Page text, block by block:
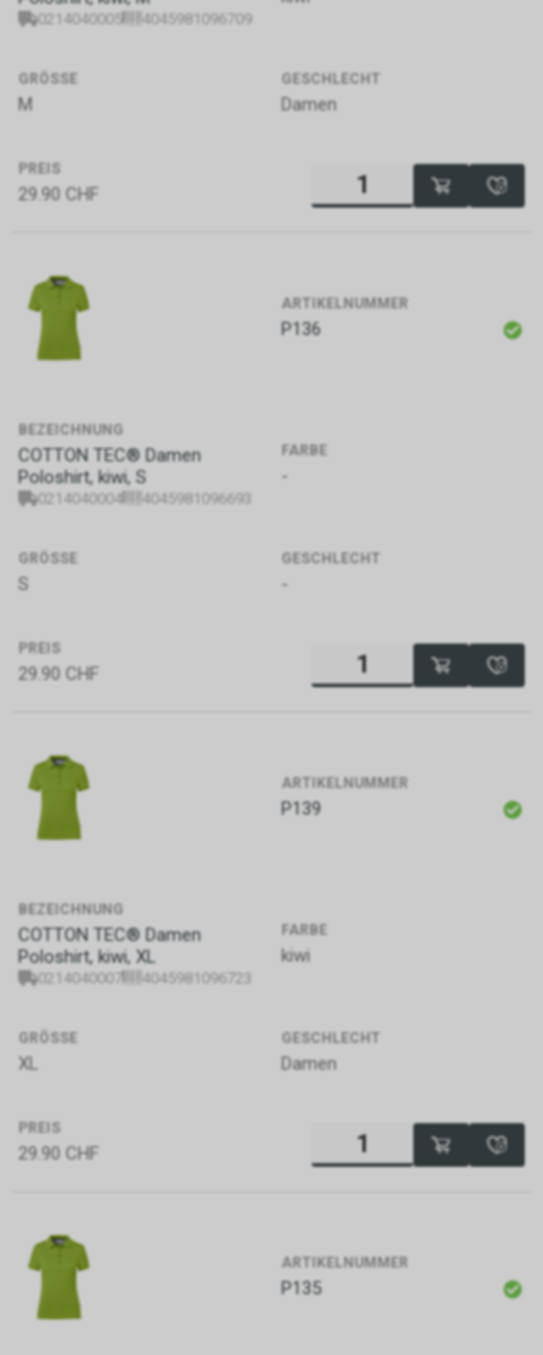
0214040005 4045981096709
GRÖSSE
M
GESCHLECHT
Damen
PREIS
29.90 CHF
ARTIKELNUMMER
P136
BEZEICHNUNG
COTTON TEC® Damen
Poloshirt, kiwi, S
0214040004 4045981096693
FARBE
-
GRÖSSE
S
GESCHLECHT
-
PREIS
29.90 CHF
ARTIKELNUMMER
P139
BEZEICHNUNG
COTTON TEC® Damen
Poloshirt, kiwi, XL
0214040007 4045981096723
FARBE
kiwi
GRÖSSE
XL
GESCHLECHT
Damen
PREIS
29.90 CHF
ARTIKELNUMMER
P135
amerikanische
Geheimdienstinformationen zu
sammeln, auszuwerten und an
auf die Beschaffung von
Informationen durch Menschen